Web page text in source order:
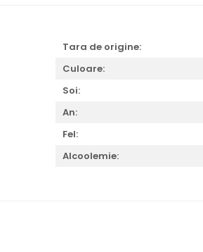
Tara de origine:
Culoare:
Soi:
An:
Fel:
Alcoolemie: